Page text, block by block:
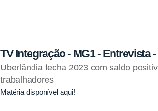
TV Integração - MG1 - Entrevista -
Uberlândia fecha 2023 com saldo
trabalhadores
Matéria disponível aqui!